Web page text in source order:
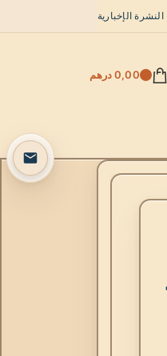
النشرة الإخبارية
0,00 درهم